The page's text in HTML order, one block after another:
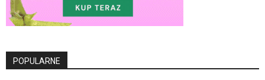
POPULARNE